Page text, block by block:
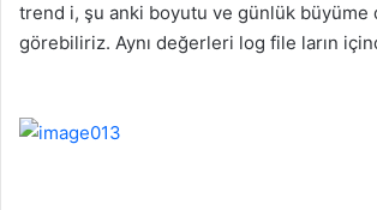
trend i, şu anki boyutu ve günlük büyüme
görebiliriz. Aynı değerleri log file ların